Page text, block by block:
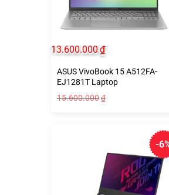
ASUS VivoBook 15 A512FA-
EJ1281T Laptop
15.600.000 ₫
13.600.000₫
-